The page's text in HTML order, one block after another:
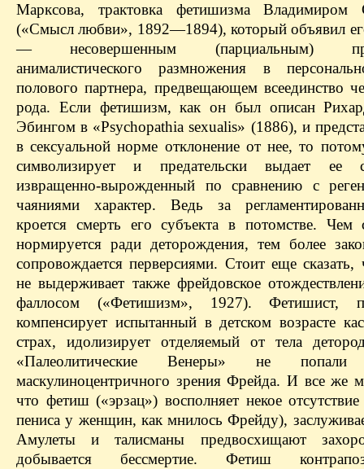
Марксова, трактовка фетишизма Владимиром
(«Смысл любви», 1892—1894), который объявил
— несовершенным (парциальным)
анималистического размножения в
полового партнера, предвещающем всеединство
рода. Если фетишизм, как он был описан
Эбингом в «Psychopathia sexualis» (1886), и
в сексуальной норме отклонение от нее, то
символизирует и предательски выдает ее
извращенно-вырожденный по сравнению с
чаяниями характер. Ведь за
кроется смерть его субъекта в потомстве. Чем
нормируется ради деторождения, тем более
сопровождается перверсиями. Стоит еще сказать,
не выдерживает также фрейдовское
фаллосом («Фетишизм», 1927). Фетишист,
компенсирует испытанный в детском возрасте
страх, идолизирует отделяемый от тела
«Палеолитические Венеры» не
маскулиноцентричного зрения Фрейда. И все же
что фетиш («эрзац») восполняет некое
пениса у женщин, как мнилось Фрейду),
Амулеты и талисманы предвосхищают
добывается бессмертие. Фетиш